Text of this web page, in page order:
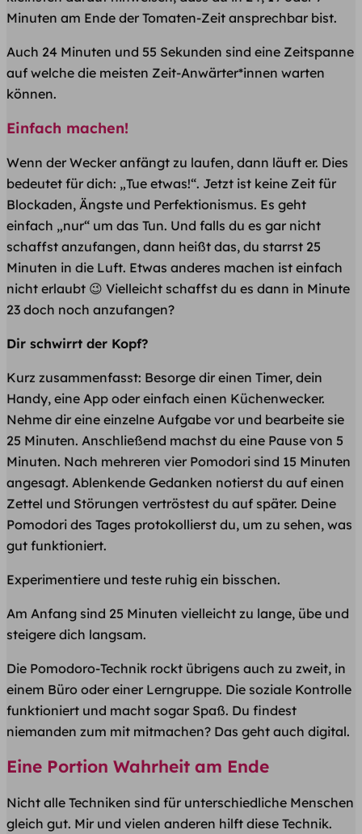
Minuten am Ende der Tomaten-Zeit ansprechbar bist.
Auch 24 Minuten und 55 Sekunden sind eine Zeitspanne
auf welche die meisten Zeit-Anwärter*innen warten
können.
Einfach machen!
Wenn der Wecker anfängt zu laufen, dann läuft er. Dies
bedeutet für dich: „Tue etwas!“. Jetzt ist keine Zeit für
Blockaden, Ängste und Perfektionismus. Es geht
einfach „nur“ um das Tun. Und falls du es gar nicht
schaffst anzufangen, dann heißt das, du starrst 25
Minuten in die Luft. Etwas anderes machen ist einfach
nicht erlaubt 😉 Vielleicht schaffst du es dann in Minute
23 doch noch anzufangen?
Dir schwirrt der Kopf?
Kurz zusammenfasst: Besorge dir einen Timer, dein
Handy, eine App oder einfach einen Küchenwecker.
Nehme dir eine einzelne Aufgabe vor und bearbeite sie
25 Minuten. Anschließend machst du eine Pause von 5
Minuten. Nach mehreren vier Pomodori sind 15 Minuten
angesagt. Ablenkende Gedanken notierst du auf einen
Zettel und Störungen vertröstest du auf später. Deine
Pomodori des Tages protokollierst du, um zu sehen, was
gut funktioniert.
Experimentiere und teste ruhig ein bisschen.
Am Anfang sind 25 Minuten vielleicht zu lange, übe und
steigere dich langsam.
Die Pomodoro-Technik rockt übrigens auch zu zweit, in
einem Büro oder einer Lerngruppe. Die soziale Kontrolle
funktioniert und macht sogar Spaß. Du findest
niemanden zum mit mitmachen? Das geht auch digital.
Eine Portion Wahrheit am Ende
Nicht alle Techniken sind für unterschiedliche Menschen
gleich gut. Mir und vielen anderen hilft diese Technik.